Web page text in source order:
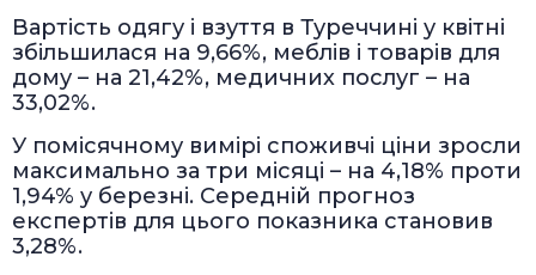
Вартість одягу і взуття в Туреччині у квітні
збільшилася на 9,66%, меблів і товарів для
дому – на 21,42%, медичних послуг – на
33,02%.
У помісячному вимірі споживчі ціни зросли
максимально за три місяці – на 4,18% проти
1,94% у березні. Середній прогноз
експертів для цього показника становив
3,28%.